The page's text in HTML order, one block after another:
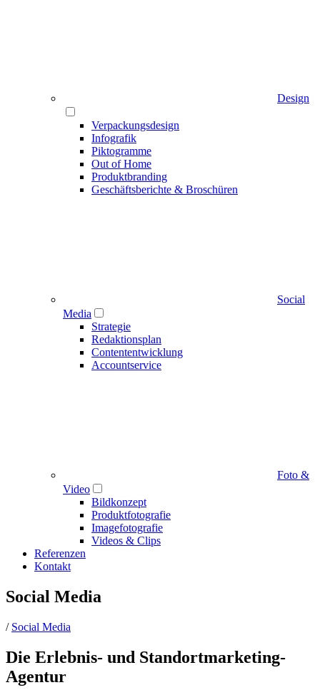
Design
Verpackungsdesign
Infografik
Piktogramme
Out of Home
Produktbranding
Geschäftsberichte & Broschüren
Social
Media
Strategie
Redaktionsplan
Contententwicklung
Accountservice
Foto &
Video
Bildkonzept
Produktfotografie
Imagefotografie
Videos & Clips
Referenzen
Kontakt
Social Media
/ Social Media
Die Erlebnis- und Standortmarketing-
Agentur